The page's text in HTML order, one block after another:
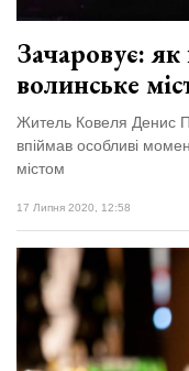
Зачаровує: як
волинське
Житель Ковеля Денис
впіймав особливі
містом
17 Липня 2020, 12:58